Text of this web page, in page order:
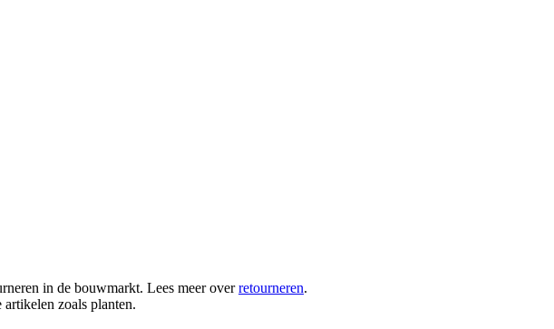
in de bouwmarkt. Lees meer overretourneren.
zoals planten.